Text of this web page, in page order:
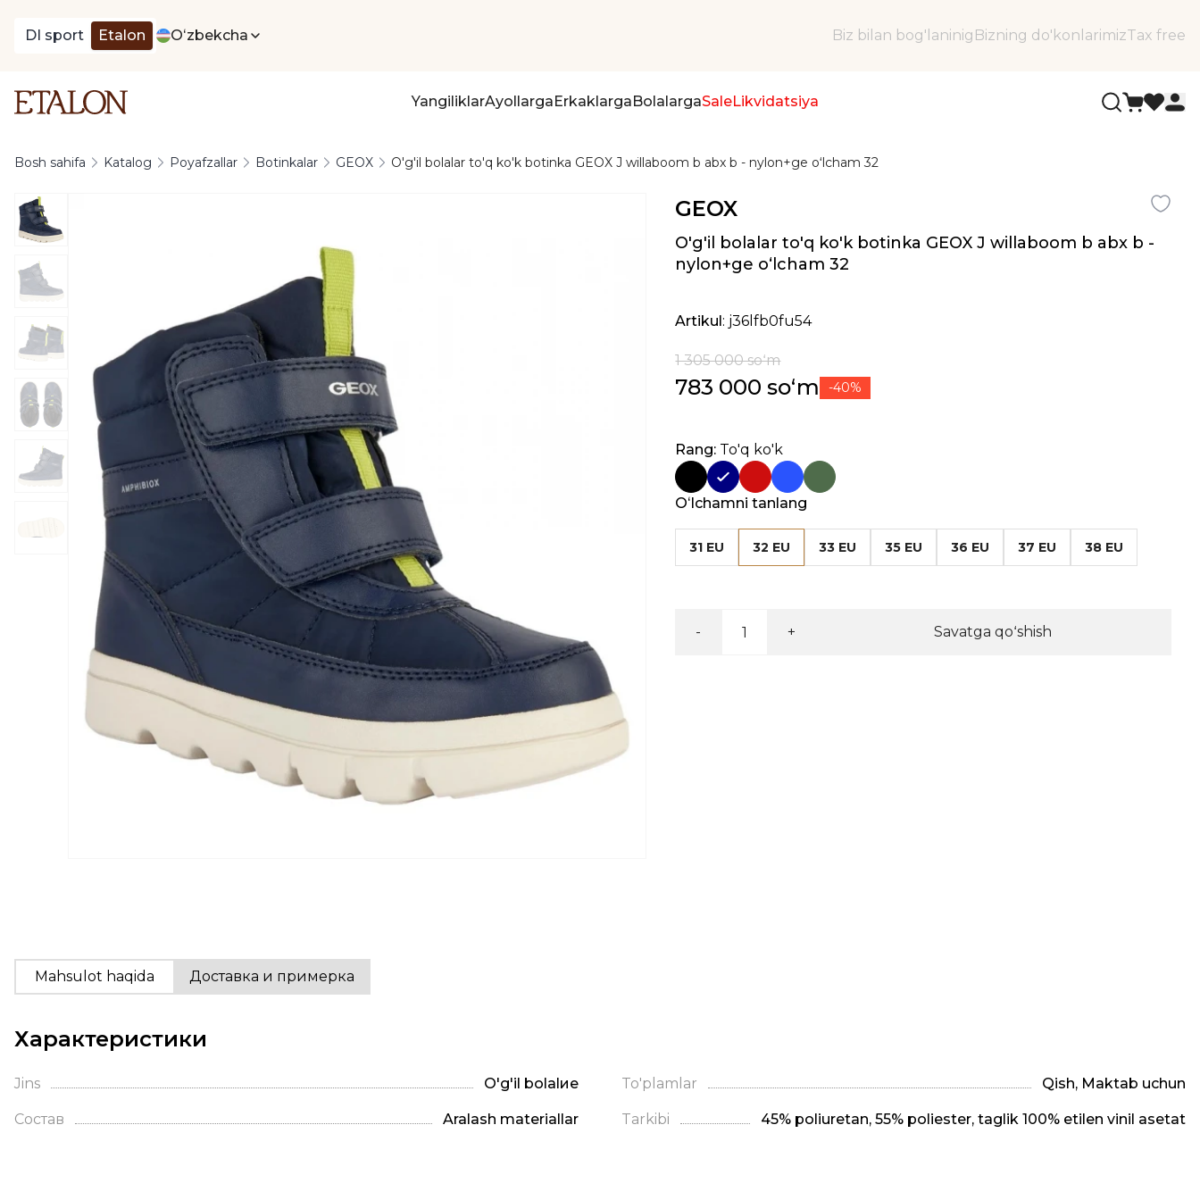
DI sport Etalon Oʻzbekcha Biz bilan bog'laninig Bizning do'konlarimizTax free
YangiliklarAyollargaErkaklargaBolalargaSaleLikvidatsiya
Bosh sahifa Katalog Poyafzallar Botinkalar GEOX O'g'il bolalar to'q ko'k botinka GEOX J willaboom b abx b - nylon+ge oʻlcham 32
GEOX
O'g'il bolalar to'q ko'k botinka GEOX J willaboom b abx b -
nylon+ge oʻlcham 32
Artikul: j36lfb0fu54
1 305 000 soʻm
783 000 soʻm -40%
Rang: To'q ko'k
Oʻlchamni tanlang
31 EU 32 EU 33 EU 35 EU 36 EU 37 EU 38 EU
- + Savatga qoʻshish
Mahsulot haqida Доставка и примерка
Характеристики
Jins O'g'il bolalие To'plamlar Qish, Maktab uchun
Состав Aralash materiallar Tarkibi 45% poliuretan, 55% poliester, taglik 100% etilen vinil asetat